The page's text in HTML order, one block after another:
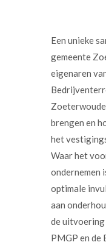
Een unieke
gemeente
eigenaren
brengen en
het
Waar het
ondernemen
optimale
aan
de
PMGP en de